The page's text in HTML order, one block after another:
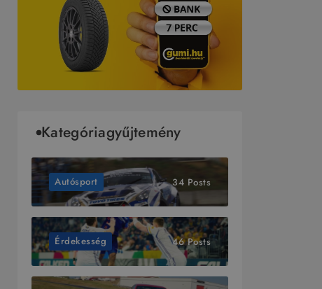
Kategóriagyűjtemény
Autósport 34 Posts
Érdekesség 46 Posts